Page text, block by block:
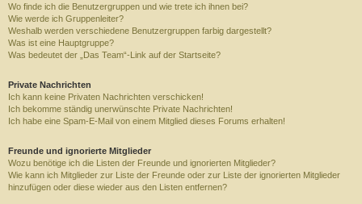
Wo finde ich die Benutzergruppen und wie trete ich ihnen bei?
Wie werde ich Gruppenleiter?
Weshalb werden verschiedene Benutzergruppen farbig dargestellt?
Was ist eine Hauptgruppe?
Was bedeutet der „Das Team“-Link auf der Startseite?
Private Nachrichten
Ich kann keine Privaten Nachrichten verschicken!
Ich bekomme ständig unerwünschte Private Nachrichten!
Ich habe eine Spam-E-Mail von einem Mitglied dieses Forums erhalten!
Freunde und ignorierte Mitglieder
Wozu benötige ich die Listen der Freunde und ignorierten Mitglieder?
Wie kann ich Mitglieder zur Liste der Freunde oder zur Liste der ignorierten Mitglieder
hinzufügen oder diese wieder aus den Listen entfernen?